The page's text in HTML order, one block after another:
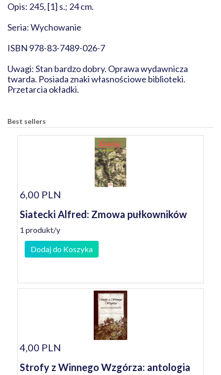
Opis: 245, [1] s.; 24 cm.
Seria: Wychowanie
ISBN 978-83-7489-026-7
Uwagi: Stan bardzo dobry. Oprawa wydawnicza
twarda. Posiada znaki własnościowe biblioteki.
Przetarcia okładki.
Best sellers
6,00 PLN
Siatecki Alfred: Zmowa pułkowników
1 produkt/y
Dodaj do Koszyka
4,00 PLN
Strofy z Winnego Wzgórza: antologia